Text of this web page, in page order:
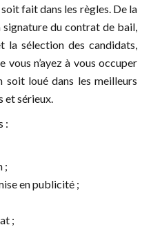
soit fait dans les règles. De la
signature du contrat de bail,
la sélection des candidats,
n’ayez à vous occuper
loué dans les meilleurs
et sérieux.
:
;
en publicité ;
;